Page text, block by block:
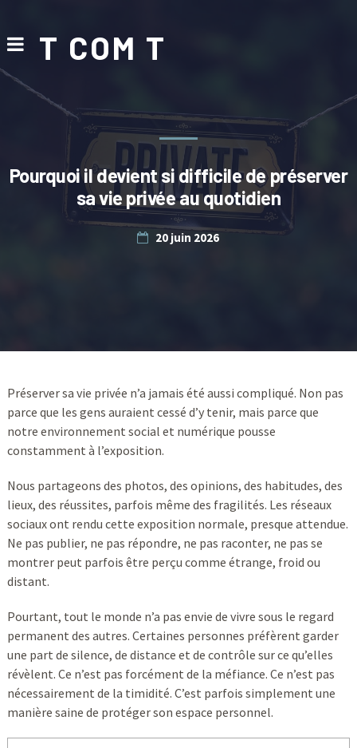
T COM T
Pourquoi il devient si difficile de préserver
sa vie privée au quotidien
20 juin 2026
Préserver sa vie privée n’a jamais été aussi compliqué. Non pas
parce que les gens auraient cessé d’y tenir, mais parce que
notre environnement social et numérique pousse
constamment à l’exposition.
Nous partageons des photos, des opinions, des habitudes, des
lieux, des réussites, parfois même des fragilités. Les réseaux
sociaux ont rendu cette exposition normale, presque attendue.
Ne pas publier, ne pas répondre, ne pas raconter, ne pas se
montrer peut parfois être perçu comme étrange, froid ou
distant.
Pourtant, tout le monde n’a pas envie de vivre sous le regard
permanent des autres. Certaines personnes préfèrent garder
une part de silence, de distance et de contrôle sur ce qu’elles
révèlent. Ce n’est pas forcément de la méfiance. Ce n’est pas
nécessairement de la timidité. C’est parfois simplement une
manière saine de protéger son espace personnel.